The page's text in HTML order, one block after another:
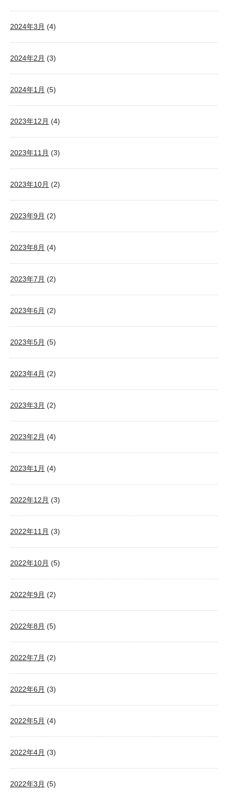
2024年3月 (4)
2024年2月 (3)
2024年1月 (5)
2023年12月 (4)
2023年11月 (3)
2023年10月 (2)
2023年9月 (2)
2023年8月 (4)
2023年7月 (2)
2023年6月 (2)
2023年5月 (5)
2023年4月 (2)
2023年3月 (2)
2023年2月 (4)
2023年1月 (4)
2022年12月 (3)
2022年11月 (3)
2022年10月 (5)
2022年9月 (2)
2022年8月 (5)
2022年7月 (2)
2022年6月 (3)
2022年5月 (4)
2022年4月 (3)
2022年3月 (5)